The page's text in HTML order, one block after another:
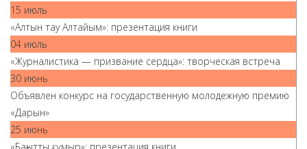
15 июль
«Алтын тау Алтайым»: презентация книги
04 июль
«Журналистика — призвание сердца»: творческая встреча
30 июнь
Объявлен конкурс на государственную молодежную премию
«Дарын»
25 июнь
«Бақытты ғұмыр»: презентация книги